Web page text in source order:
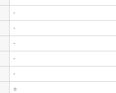
-
-
-
-
-
○